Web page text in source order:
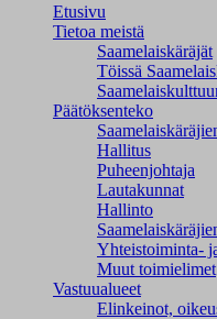
Etusivu
Tietoa meistä
Saamelaiskäräjät
Töissä
Päätöksenteko
Hallitus
Puheenjohtaja
Lautakunnat
Hallinto
Yhteistoiminta-
Muut toimielimet
Vastuualueet
Elinkeinot,